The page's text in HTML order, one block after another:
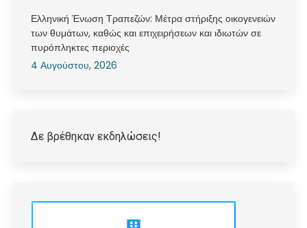
Ελληνική Ένωση Τραπεζών: Μέτρα στήριξης οικογενειών
των θυμάτων, καθώς και επιχειρήσεων και ιδιωτών σε
πυρόπληκτες περιοχές
4 Αυγούστου, 2026
Δε βρέθηκαν εκδηλώσεις!